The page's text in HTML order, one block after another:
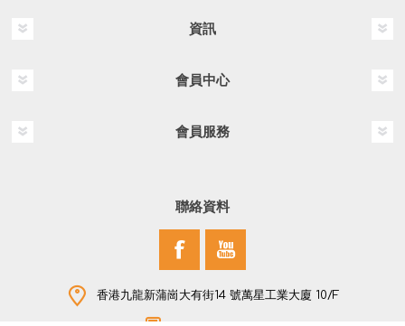
資訊
會員中心
會員服務
聯絡資料
香港九龍新蒲崗大有街14 號萬星工業大廈 10/F